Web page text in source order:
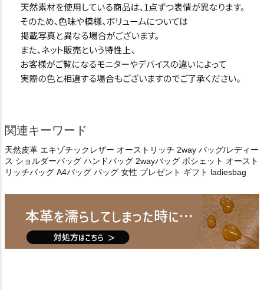
関連キーワード
天然皮革 エキゾチックレザー オーストリッチ 2way バッグ/レディー
ス ショルダーバッグ ハンドバッグ 2wayバッグ ポシェット オースト
リッチバッグ A4バッグ バッグ 女性 プレゼント ギフト ladiesbag